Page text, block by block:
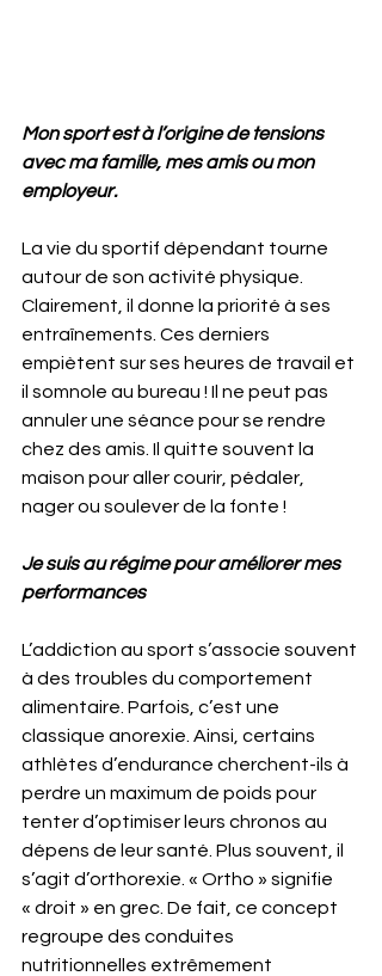
Mon sport est à l’origine de tensions
avec ma famille, mes amis ou mon
employeur.
La vie du sportif dépendant tourne
autour de son activité physique.
Clairement, il donne la priorité à ses
entraînements. Ces derniers
empiètent sur ses heures de travail et
il somnole au bureau ! Il ne peut pas
annuler une séance pour se rendre
chez des amis. Il quitte souvent la
maison pour aller courir, pédaler,
nager ou soulever de la fonte !
Je suis au régime pour améliorer mes
performances
L’addiction au sport s’associe souvent
à des troubles du comportement
alimentaire. Parfois, c’est une
classique anorexie. Ainsi, certains
athlètes d’endurance cherchent-ils à
perdre un maximum de poids pour
tenter d’optimiser leurs chronos au
dépens de leur santé. Plus souvent, il
s’agit d’orthorexie. « Ortho » signifie
« droit » en grec. De fait, ce concept
regroupe des conduites
nutritionnelles extrêmement